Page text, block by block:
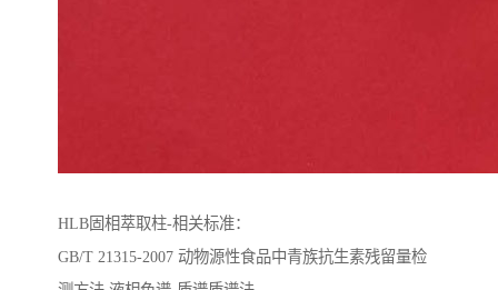
HLB固相萃取柱-相关标准：
GB/T 21315-2007 动物源性食品中青族抗生素残留量检